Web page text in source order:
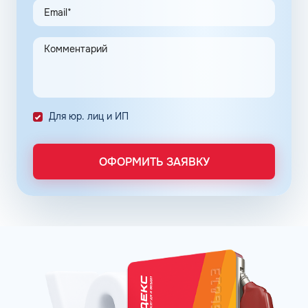
транспортной логистики.
Автоматизация процессов транспортной логистики
помогает упростить работу сотрудников, сократить
количество поставленных задач и трудозатрат на их
Снизить расходы на топливо помогает контроль
расходов, который осуществляется в упрощенном
Систематизация и сбор информации в одном месте о
расходах водителей на заправках поможет выявить
недобросовестных сотрудников. Использование средств
компании в собственных интересах легко выявить, если
компании требуют экономии и тщательного контроля
Можно использовать топливные карты для оптовых
Для юр. лиц и ИП
ОФОРМИТЬ ЗАЯВКУ